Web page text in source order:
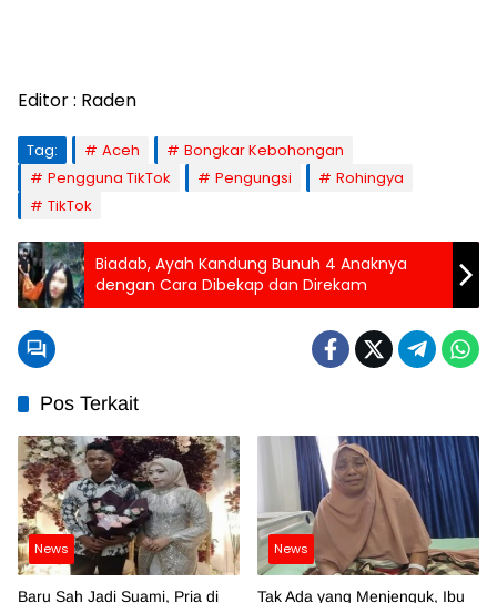
Editor : Raden
Tag: Aceh
Bongkar Kebohongan
Pengguna TikTok
Pengungsi
Rohingya
TikTok
Biadab, Ayah Kandung Bunuh 4 Anaknya
dengan Cara Dibekap dan Direkam
Pos Terkait
News
Baru Sah Jadi Suami, Pria di
News
Tak Ada yang Menjenguk, Ibu